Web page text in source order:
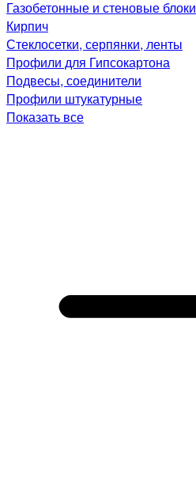
Газобетонные и стеновые блоки
Кирпич
Стеклосетки, серпянки, ленты
Профили для Гипсокартона
Подвесы, соединители
Профили штукатурные
Показать все